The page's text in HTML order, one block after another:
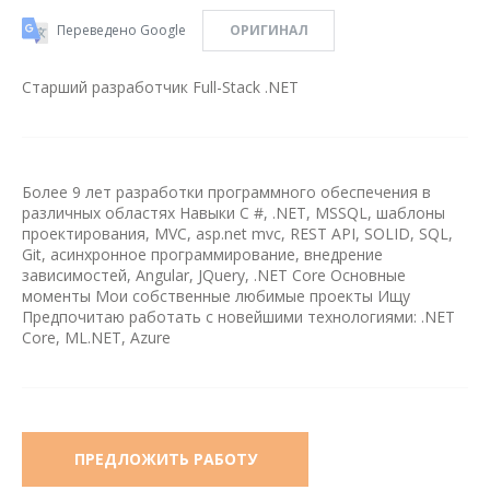
Переведено Google ОРИГИНАЛ
Старший разработчик Full-Stack .NET
Более 9 лет разработки программного обеспечения в
различных областях Навыки C #, .NET, MSSQL, шаблоны
проектирования, MVC, asp.net mvc, REST API, SOLID, SQL,
Git, асинхронное программирование, внедрение
зависимостей, Angular, JQuery, .NET Core Основные
моменты Мои собственные любимые проекты Ищу
Предпочитаю работать с новейшими технологиями: .NET
Core, ML.NET, Azure
ПРЕДЛОЖИТЬ РАБОТУ